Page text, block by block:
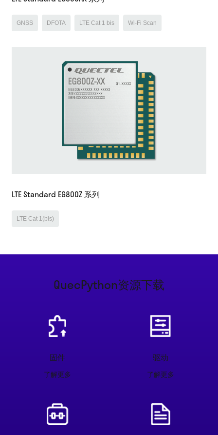
GNSS DFOTA LTE Cat 1 bis Wi-Fi Scan
LTE Standard EG800Z 系列
LTE Cat 1(bis)
QuecPython资源下载
固件
了解更多
驱动
了解更多